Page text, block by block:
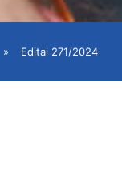
» Edital 271/2024